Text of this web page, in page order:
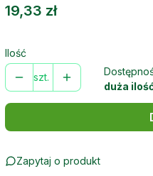
Cena
19,33 zł
Ilość
szt.
duża
Zapytaj o produkt